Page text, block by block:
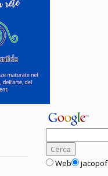
Web